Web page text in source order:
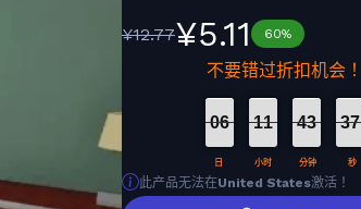
¥12.77¥5.11 60%
不要错过折扣机会！
06 11 43 36
日 小时 分钟 秒
此产品无法在United States激活！